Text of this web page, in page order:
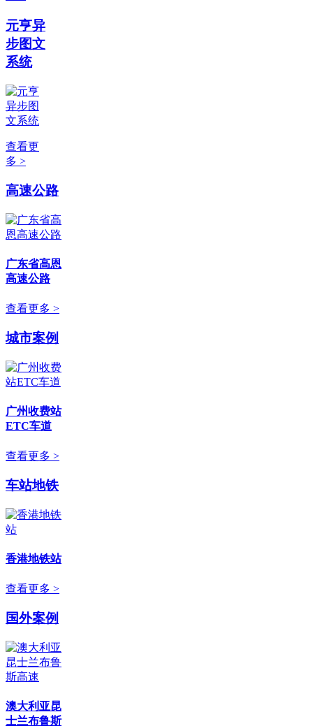
元亨异
步图文
系统
查看更
多 >
高速公路
广东省高恩
高速公路
查看更多 >
城市案例
广州收费站
ETC车道
查看更多 >
车站地铁
香港地铁站
查看更多 >
国外案例
澳大利亚昆
士兰布鲁斯